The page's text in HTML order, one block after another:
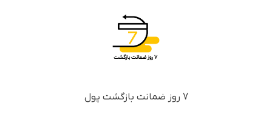
7 روز ضمانت بازگشت پول